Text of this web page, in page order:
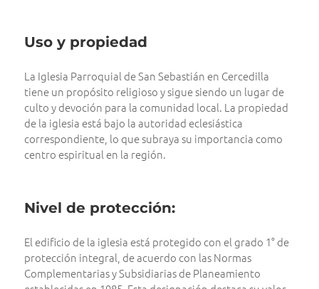
Uso y propiedad
La Iglesia Parroquial de San Sebastián en Cercedilla
tiene un propósito religioso y sigue siendo un lugar de
culto y devoción para la comunidad local. La propiedad
de la iglesia está bajo la autoridad eclesiástica
correspondiente, lo que subraya su importancia como
centro espiritual en la región.
Nivel de protección:
El edificio de la iglesia está protegido con el grado 1° de
protección integral, de acuerdo con las Normas
Complementarias y Subsidiarias de Planeamiento